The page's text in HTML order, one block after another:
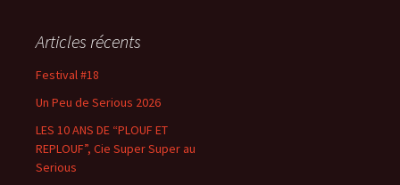
r
e
r
:
Articles récents
Festival #18
Un Peu de Serious 2026
LES 10 ANS DE “PLOUF ET
REPLOUF”, Cie Super Super au
Serious